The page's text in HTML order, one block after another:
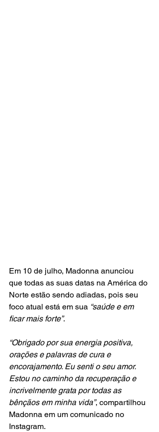
Em 10 de julho, Madonna anunciou
que todas as suas datas na América do
Norte estão sendo adiadas, pois seu
foco atual está em sua “saúde e em
ficar mais forte”.
“Obrigado por sua energia positiva,
orações e palavras de cura e
encorajamento. Eu senti o seu amor.
Estou no caminho da recuperação e
incrivelmente grata por todas as
bênçãos em minha vida”, compartilhou
Madonna em um comunicado no
Instagram.